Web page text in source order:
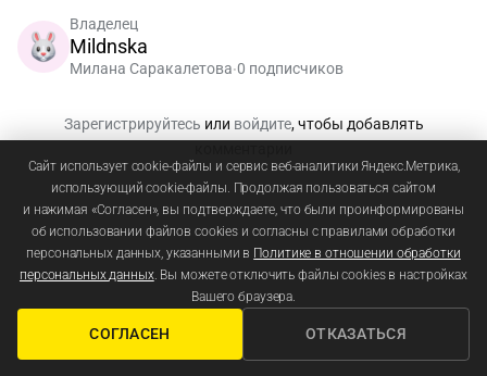
Владелец
Mildnska
Милана Саракалетова•0 подписчиков
Зарегистрируйтесь или войдите, чтобы добавлять
Сайт использует cookie-файлы и сервис веб-аналитики Яндекс.Метрика,
использующий cookie-файлы. Продолжая пользоваться сайтом
и нажимая «Согласен», вы подтверждаете, что были проинформированы
об использовании файлов cookies и согласны с правилами обработки
персональных данных, указанными в Политике в отношении обработки
персональных данных. Вы можете отключить файлы cookies в настройках
Вашего браузера.
СОГЛАСЕН ОТКАЗАТЬСЯ